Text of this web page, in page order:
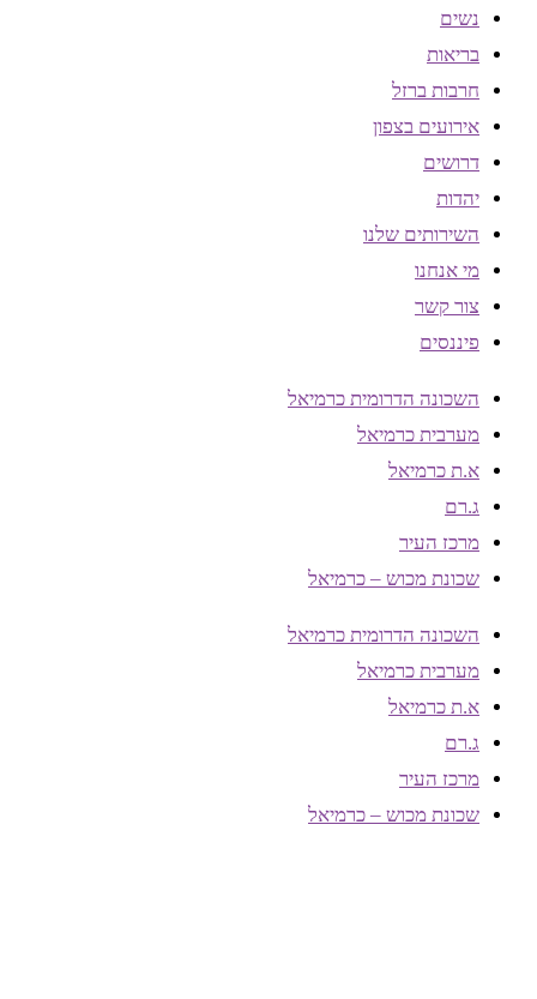
נשים
בריאות
חרבות ברזל
אירועים בצפון
דרושים
יהדות
השירותים שלנו
מי אנחנו
צור קשר
פיננסים
השכונה הדרומית כרמיאל
מערבית כרמיאל
א.ת כרמיאל
ג.רם
מרכז העיר
שכונת מכוש – כרמיאל
השכונה הדרומית כרמיאל
מערבית כרמיאל
א.ת כרמיאל
ג.רם
מרכז העיר
שכונת מכוש – כרמיאל